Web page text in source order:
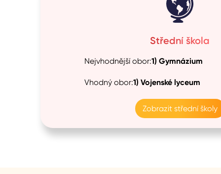
Střední škola
Nejvhodnější obor:1) Gymnázium
Vhodný obor:1) Vojenské lyceum
Zobrazit střední školy